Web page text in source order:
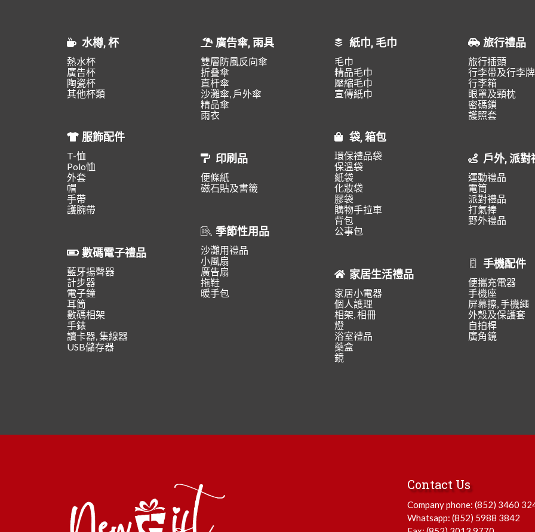
水樽, 杯
熱水杯
廣告杯
陶瓷杯
其他杯類
服飾配件
T-恤
Polo恤
外套
帽
手帶
護腕帶
數碼電子禮品
藍牙揚聲器
計步器
電子鐘
耳筒
數碼相架
手錶
讀卡器, 集線器
USB儲存器
廣告傘, 雨具
雙層防風反向傘
折叠傘
直杆傘
沙灘傘, 戶外傘
精品傘
雨衣
印刷品
便條紙
磁石貼及書籤
季節性用品
沙灘用禮品
小風扇
廣告扇
拖鞋
暖手包
紙巾, 毛巾
毛巾
精品毛巾
壓縮毛巾
宣傳紙巾
袋, 箱包
環保禮品袋
保溫袋
紙袋
化妝袋
膠袋
購物手拉車
背包
公事包
家居生活禮品
家居小電器
個人護理
相架, 相冊
燈
浴室禮品
藥盒
鏡
旅行禮品
旅行插頭
行李帶及行李牌
行李箱
眼罩及頸枕
密碼鎖
護照套
戶外, 派對
運動禮品
電筒
派對禮品
打氣捧
野外禮品
手機配件
便攜充電器
手機座
屏幕擦, 手機繩
外殼及保護套
自拍桿
廣角鏡
Contact Us
Company phone: (852) 3460
Whatsapp: (852) 5988 3842